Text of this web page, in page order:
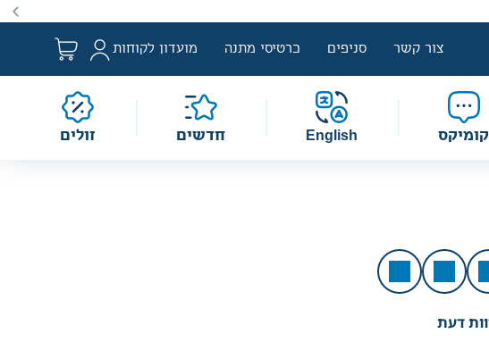
ואינם נחשבים למבצע לפי הגדרת החוק. מבצעים מתקיימים מעת לעת לתקופה
צור קשר סניפים כרטיסי מתנה מועדון לקוחות
קומיקס English חדשים זולים
דעת